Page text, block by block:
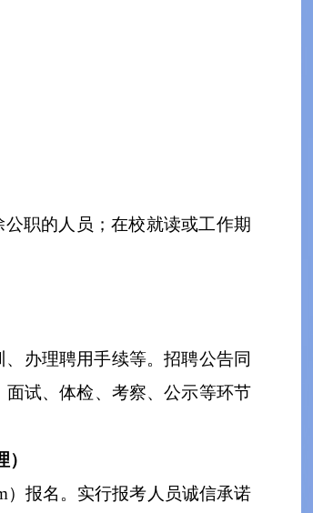
职的人员； 在校就读或工作期
、办理聘用手续等。招聘公告同
试、体检、考察、公示等环节
）
报名。 实行报考人员诚信承诺